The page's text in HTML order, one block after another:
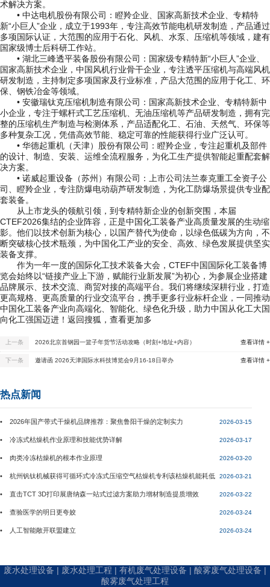
术解决方案。
• 中达电机股份有限公司：瞪羚企业、国家高新技术企业、专精特
新“小巨人”企业，成立于1993年，专注高效节能电机研发制造，产品通过
多项国际认证，大范围的应用于石化、风机、水泵、压缩机等领域，建有
国家级博士后科研工作站。
• 湖北三峰透平装备股份有限公司：国家级专精特新“小巨人”企业、
国家高新技术企业，中国风机行业骨干企业，专注透平压缩机与高端风机
研发制造，主持制定多项国家及行业标准，产品大范围的应用于化工、环
保、钢铁冶金等领域。
• 安徽瑞钛克压缩机制造有限公司：国家高新技术企业、专精特新中
小企业，专注于螺杆式工艺压缩机、无油压缩机等产品研发制造，拥有完
整的压缩机生产制造与检测体系，产品适配化工、石油、天然气、环保等
多种复杂工况，凭借高效节能、稳定可靠的性能获得行业广泛认可。
• 华德起重机（天津）股份有限公司：瞪羚企业，专注起重机及部件
的设计、制造、安装、运维全流程服务，为化工生产提供智能起重配套解
决方案。
• 诺威起重设备（苏州）有限公司：上市公司法兰泰克重工全资子公
司、瞪羚企业，专注防爆电动葫芦研发制造，为化工防爆场景提供专业配
套装备。
从上市龙头的领航引领，到专精特新企业的创新突围，本届
CTEF2026集结的企业阵容，正是中国化工装备产业高质量发展的生动缩
影。他们以技术创新为核心，以国产替代为使命，以绿色低碳为方向，不
断突破核心技术瓶颈，为中国化工产业的安全、高效、绿色发展提供坚实
装备支撑。
作为一年一度的国际化工技术装备大会，CTEF中国国际化工装备博
览会始终以“链接产业上下游，赋能行业新发展”为初心，为参展企业搭建
品牌展示、技术交流、商贸对接的高端平台。我们将继续深耕行业，打造
更高规格、更高质量的行业交流平台，携手更多行业标杆企业，一同推动
中国化工装备产业向高端化、智能化、绿色化升级，助力中国从化工大国
向化工强国迈进！返回搜狐，查看更加多
上一条 2026北京首钢园一篮子年货节活动攻略（时刻+地址+内容） 查看详情 +
下一条 邀请函 2026天津国际水科技博览会9月16-18日举办 查看详情 +
热点新闻
• 2026年国产带式干燥机品牌推荐：聚焦鲁阳干燥的定制实力 2026-03-15
• 冷冻式枯燥机作业原理和技能优势详解 2026-03-17
• 肉类冷冻枯燥机的根本作业原理 2026-03-20
• 杭州钒钛机械获得可循环式冷冻式压缩空气枯燥机专利该枯燥机能耗低 2026-03-21
• 直击TCT 3D打印展唐纳森一站式过滤方案助力增材制造提质增效 2026-03-22
• 查验医学的明日更夸姣 2026-03-24
• 人工智能敞开联盟建立 2026-03-24
废水处理设备 | 废水处理工程 | 有机废气处理设备 | 酸雾废气处理设备 |
酸雾废气处理工程